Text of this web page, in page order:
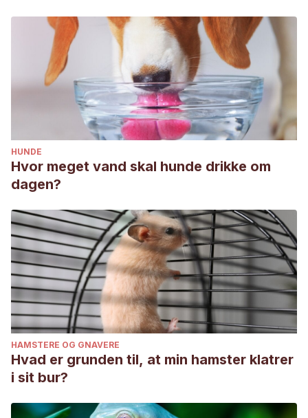
HUNDE
Hvor meget vand skal hunde drikke om
dagen?
HAMSTERE OG GNAVERE
Hvad er grunden til, at min hamster klatrer
i sit bur?